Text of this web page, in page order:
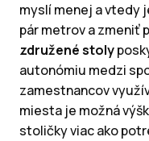
myslí menej a vtedy
pár metrov a zmeniť
združené stoly
autonómiu medzi
zamestnancov
miesta je možná
stoličky viac ako